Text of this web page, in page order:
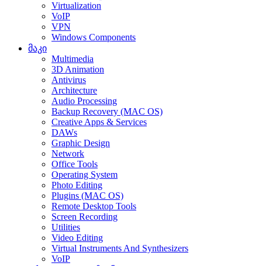
Virtualization
VoIP
VPN
Windows Components
მაკი
Multimedia
3D Animation
Antivirus
Architecture
Audio Processing
Backup Recovery (MAC OS)
Creative Apps & Services
DAWs
Graphic Design
Network
Office Tools
Operating System
Photo Editing
Plugins (MAC OS)
Remote Desktop Tools
Screen Recording
Utilities
Video Editing
Virtual Instruments And Synthesizers
VoIP